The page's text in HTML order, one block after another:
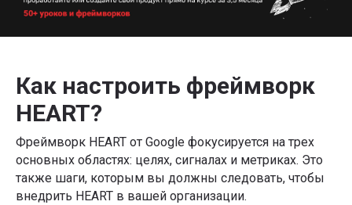
Как настроить фреймворк
HEART?
Фреймворк HEART от Google фокусируется на трех
основных областях: целях, сигналах и метриках. Это
также шаги, которым вы должны следовать, чтобы
внедрить HEART в вашей организации.